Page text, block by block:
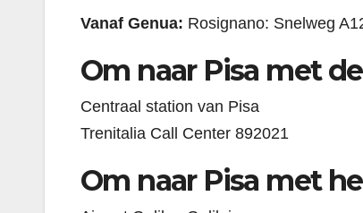
Vanaf Genua: Rosignano: Snelweg
Om naar Pisa met
Centraal station van Pisa
Trenitalia Call Center 892021
Om naar Pisa met